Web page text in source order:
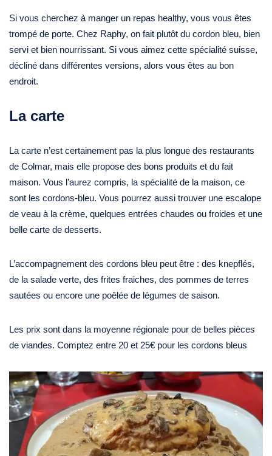
Si vous cherchez à manger un repas healthy, vous vous êtes
trompé de porte. Chez Raphy, on fait plutôt du cordon bleu, bien
servi et bien nourrissant. Si vous aimez cette spécialité suisse,
décliné dans différentes versions, alors vous êtes au bon
endroit.
La carte
La carte n’est certainement pas la plus longue des restaurants
de Colmar, mais elle propose des bons produits et du fait
maison. Vous l’aurez compris, la spécialité de la maison, ce
sont les cordons-bleu. Vous pourrez aussi trouver une escalope
de veau à la crème, quelques entrées chaudes ou froides et une
belle carte de desserts.
L’accompagnement des cordons bleu peut être : des knepflés,
de la salade verte, des frites fraiches, des pommes de terres
sautées ou encore une poêlée de légumes de saison.
Les prix sont dans la moyenne régionale pour de belles pièces
de viandes. Comptez entre 20 et 25€ pour les cordons bleus